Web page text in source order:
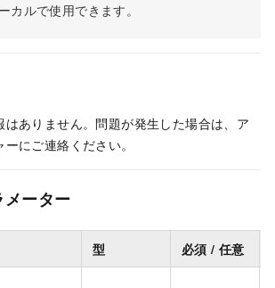
カルで使用できます。
はありません。問題が発生した場合は、ア
にご連絡ください。
メーター
型 必須 / 任意